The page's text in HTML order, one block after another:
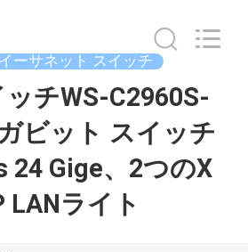
ーサネット スイッチ
チWS-C2960S-
ビット スイッチ
24 Gige、2つのX
LANライト